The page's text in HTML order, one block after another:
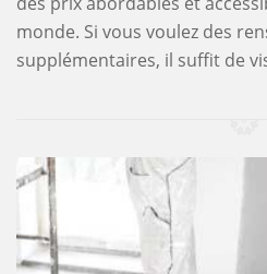
monde. Si vous voulez des
supplémentaires, il suffit de